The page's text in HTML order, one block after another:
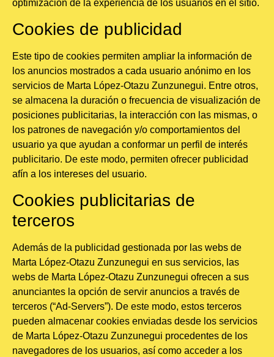
optimización de la experiencia de los usuarios en el sitio.
Cookies de publicidad
Este tipo de cookies permiten ampliar la información de
los anuncios mostrados a cada usuario anónimo en los
servicios de Marta López-Otazu Zunzunegui. Entre otros,
se almacena la duración o frecuencia de visualización de
posiciones publicitarias, la interacción con las mismas, o
los patrones de navegación y/o comportamientos del
usuario ya que ayudan a conformar un perfil de interés
publicitario. De este modo, permiten ofrecer publicidad
afín a los intereses del usuario.
Cookies publicitarias de
terceros
Además de la publicidad gestionada por las webs de
Marta López-Otazu Zunzunegui en sus servicios, las
webs de Marta López-Otazu Zunzunegui ofrecen a sus
anunciantes la opción de servir anuncios a través de
terceros (“Ad-Servers”). De este modo, estos terceros
pueden almacenar cookies enviadas desde los servicios
de Marta López-Otazu Zunzunegui procedentes de los
navegadores de los usuarios, así como acceder a los